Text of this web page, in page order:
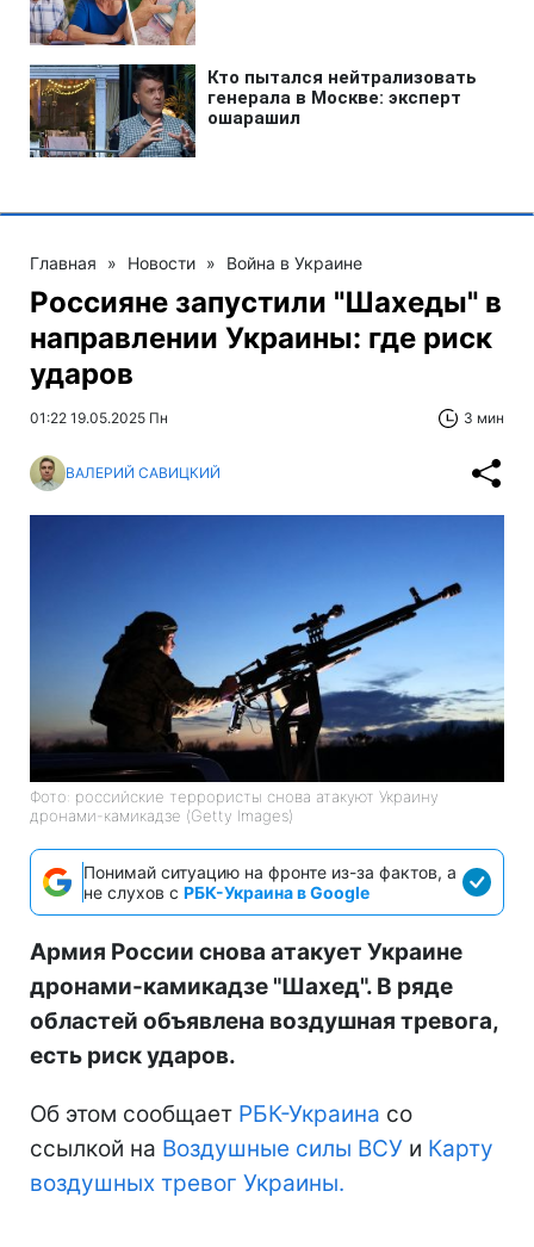
Главная » Новости » Война в Украине
Россияне запустили "Шахеды" в
направлении Украины: где риск
ударов
01:22 19.05.2025 Пн 3 мин
ВАЛЕРИЙ САВИЦКИЙ
Фото: российские террористы снова атакуют Украину
дронами-камикадзе (Getty Images)
Понимай ситуацию на фронте из-за фактов, а
не слухов с РБК-Украина в Google
Армия России снова атакует Украине
дронами-камикадзе "Шахед". В ряде
областей объявлена воздушная тревога,
есть риск ударов.
Об этом сообщает РБК-Украина со
ссылкой на Воздушные силы ВСУ и Карту
воздушных тревог Украины.